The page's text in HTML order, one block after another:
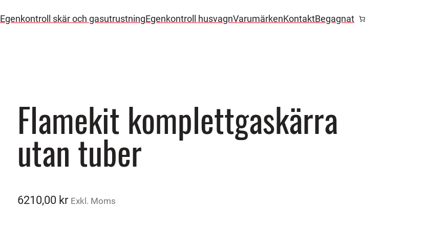
Egenkontroll skär och gasutrustningEgenkontroll husvagnVarumärkenKontaktBegagnat
Flamekit komplettgaskärra
utan tuber
6210,00 kr Exkl. Moms